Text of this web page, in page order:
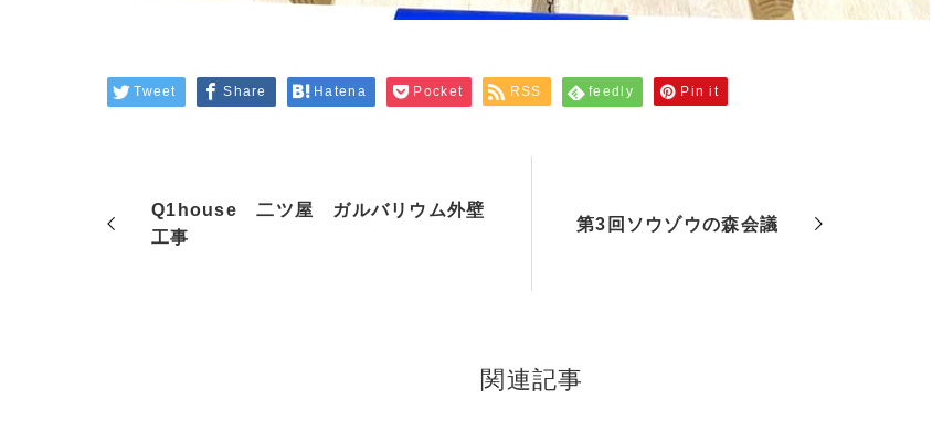
Tweet Share Hatena Pocket RSS feedly Pin it
Q1house 二ツ屋 ガルバリウム外壁
工事
第3回ソウゾウの森会議
関連記事